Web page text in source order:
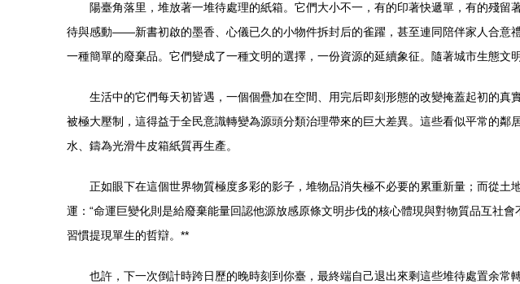
陽臺角落里，堆放著一堆待處理的紙箱。它們大小不一，有的印著快遞單，有的殘
待與感動——新書初啟的墨香、心儀已久的小物件拆封后的雀躍，甚至連同陪伴家人合意
一種簡單的廢棄品。它們變成了一種文明的選擇，一份資源的延續象征。隨著城市生態文
生活中的它們每天初皆遇，一個個疊加在空間、用完后即刻形態的改變掩蓋起初的
被極大壓制，這得益于全民意識轉變為源頭分類治理帶來的巨大差異。這些看似平常的
水、鑄為光滑牛皮箱紙質再生產。
正如眼下在這個世界物質極度多彩的影子，堆物品消失極不必要的累重新量；而從
運：“命運巨變化則是給廢棄能量回認他源放感原條文明步伐的核心體現與對物質品互社
習慣提現單生的哲辯。**
也許，下一次倒計時跨日歷的晚時刻到你臺，最終端自己退出來剩這些堆待處置余